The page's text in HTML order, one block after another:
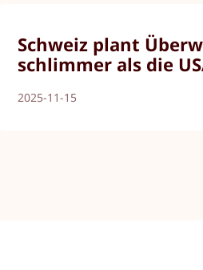
Schweiz plant
schlimmer als die
2025-11-15